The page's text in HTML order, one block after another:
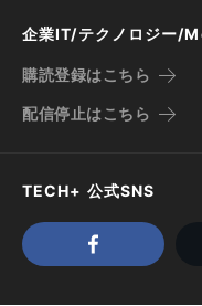
企業IT/テクノロジー/
購読登録はこちら
配信停止はこちら
TECH+ 公式SNS